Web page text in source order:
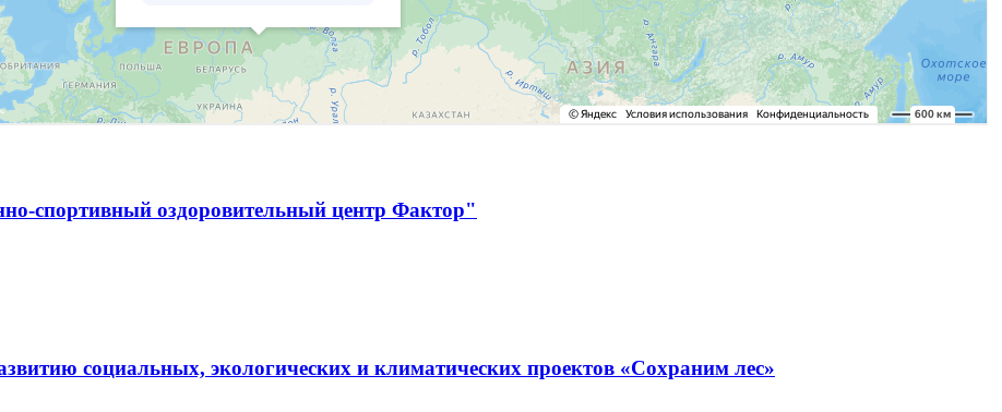
спортивный оздоровительный центр Фактор"
социальных, экологических и климатических проектов «Сохраним лес»